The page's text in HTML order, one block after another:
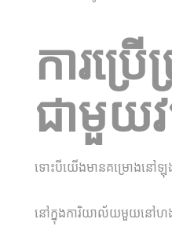
ការប្
ជាមួយ​វ
ទោះបីយើងមាន​គម្រោង​នៅ​ឡុង
នៅ​ក្នុង​ការិយាល័យ​មួយ​នៅ​ហ